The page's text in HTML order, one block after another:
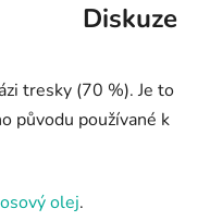
Diskuze
tresky (70 %). Je to
původu používané k
olej.